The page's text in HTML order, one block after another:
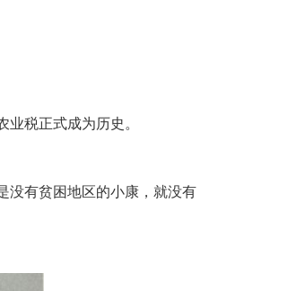
业税正式成为历史 。
没有贫困地区的小康，就没有